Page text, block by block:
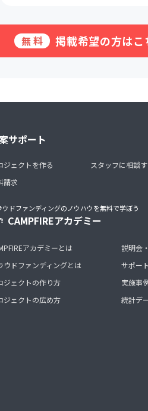
無料 掲載希望の方はこ
サポート
ジェクトを作る
請求
スタッフに相談
ウドファンディングのノウハウを無料で学ぼう
CAMPFIREアカデミー
アカデミーとは
ウドファンディングとは
ジェクトの作り方
ジェクトの広め方
説明会
サポー
実施事
統計デ